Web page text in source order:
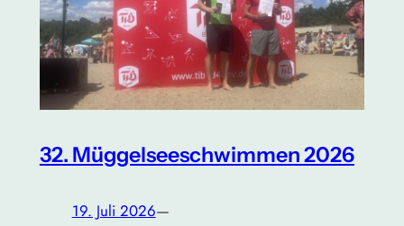
32. Müggelseeschwimmen 2026
19. Juli 2026—